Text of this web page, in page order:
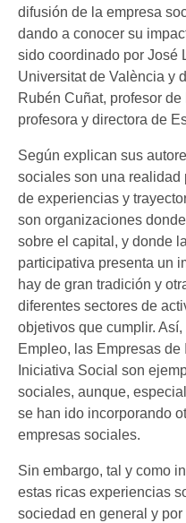
difusión de la empresa
dando a conocer su
sido coordinado por José
Universitat de València y
Rubén Cuñat, profesor
profesora y directora de
Según explican sus
sociales son una realidad
de experiencias y
son organizaciones
sobre el capital, y donde
participativa presenta un
hay de gran tradición y
diferentes sectores de
objetivos que cumplir.
Empleo, las Empresas
Iniciativa Social son
sociales, aunque,
se han ido incorporando
empresas sociales.
Sin embargo, tal y como
estas ricas experiencias
sociedad en general y